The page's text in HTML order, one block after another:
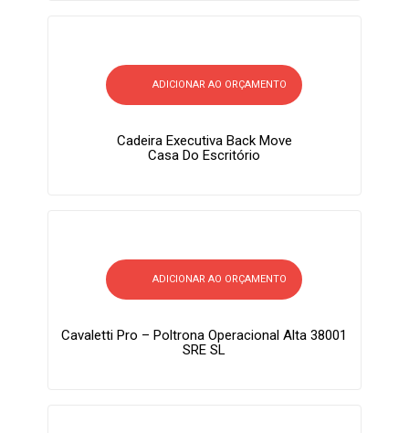
ADICIONAR AO ORÇAMENTO
Cadeira Executiva Back Move
Casa Do Escritório
ADICIONAR AO ORÇAMENTO
Cavaletti Pro – Poltrona Operacional Alta 38001
SRE SL